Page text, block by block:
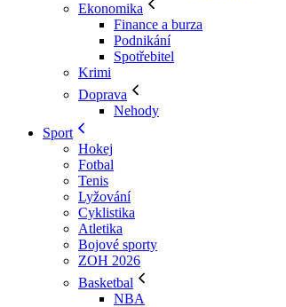
Ekonomika
Finance a burza
Podnikání
Spotřebitel
Krimi
Doprava
Nehody
Sport
Hokej
Fotbal
Tenis
Lyžování
Cyklistika
Atletika
Bojové sporty
ZOH 2026
Basketbal
NBA